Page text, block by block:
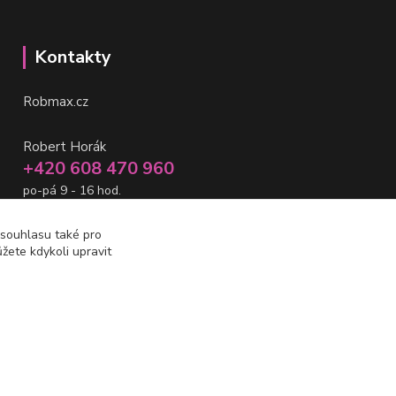
Kontakty
Robmax.cz
Robert Horák
+420 608 470 960
po-pá 9 - 16 hod.
info@robmax.cz
také pro
kdykoli upravit